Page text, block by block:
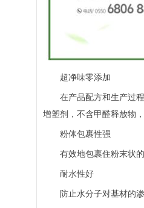
超净味零添加
在产品配方和生产过程
增塑剂，不含甲醛释放物
粉体包裹性强
有效地包裹住粉末状的
耐水性好
防止水分子对基材的渗